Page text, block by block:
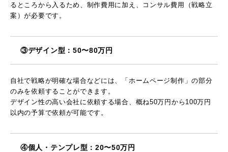
るところから入るため、制作費用に加え、コンサル費用（戦略立
案）が必要です。
③デザイン型：50〜80万円
自社で戦略が明確な場合などには、「ホームページ制作」の部分
のみを依頼することができます。
デザイン性の高い会社に依頼する場合、概ね50万円から100万円
以内の予算で依頼が可能です。
④個人・テンプレ型：20〜50万円